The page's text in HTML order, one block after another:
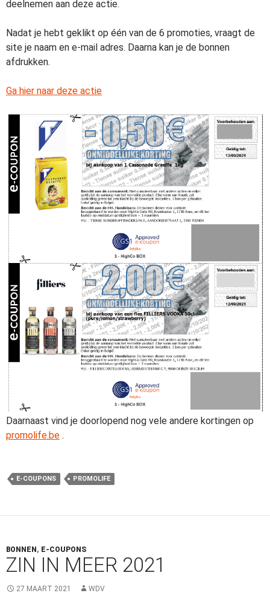
deelnemen aan deze actie.
Nadat je hebt geklikt op één van de 6 promoties, vraagt de
site je naam en e-mail adres. Daarna kan je de bonnen
afdrukken.
Ga hier naar deze actie
Daarnaast vind je doorlopend nog vele andere kortingen op
promolife.be .
E-COUPONS PROMOLIFE
BONNEN , E-COUPONS
ZIN IN MEER 2021
27 MAART 2021 WDV